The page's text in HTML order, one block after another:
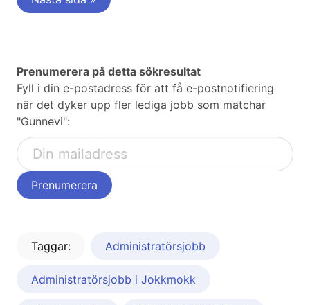
Prenumerera på detta sökresultat
Fyll i din e-postadress för att få e-postnotifiering
när det dyker upp fler lediga jobb som matchar
"Gunnevi":
Taggar: Administratörsjobb
Administratörsjobb i Jokkmokk